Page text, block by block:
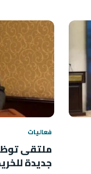
فعاليات
ملتقى
جديدة